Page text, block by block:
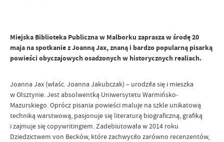
Miejska Biblioteka Publiczna w Malborku zaprasza w środę 20
maja na spotkanie z Joanną Jax, znaną i bardzo popularną pisarką
powieści obyczajowych osadzonych w historycznych realiach.
Joanna Jax (właśc. Joanna Jakubczak) – urodziła się i mieszka
w Olsztynie. Jest absolwentką Uniwersytetu Warmińsko-
Mazurskiego. Oprócz pisania powieści maluje na szkle unikatową
techniką warstwową, pasjonuje się literaturą biograficzną, grafiką
i zajmuje się copywritingiem. Zadebiutowała w 2014 roku
Dziedzictwem von Becków, które zachwyciło zarówno recenzentów,